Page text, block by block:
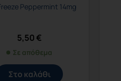
Peppermint 14mg
5,50€
Σε απόθεμα
Στο καλάθι